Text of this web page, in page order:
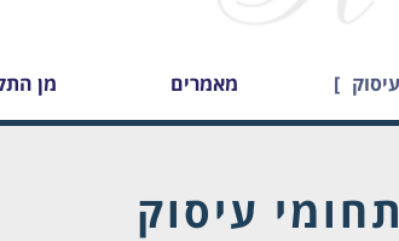
מאמרים מן
תחומי עיסוק